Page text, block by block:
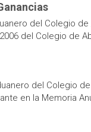
del Colegio
del Colegio de
del Colegio
en la Memoria